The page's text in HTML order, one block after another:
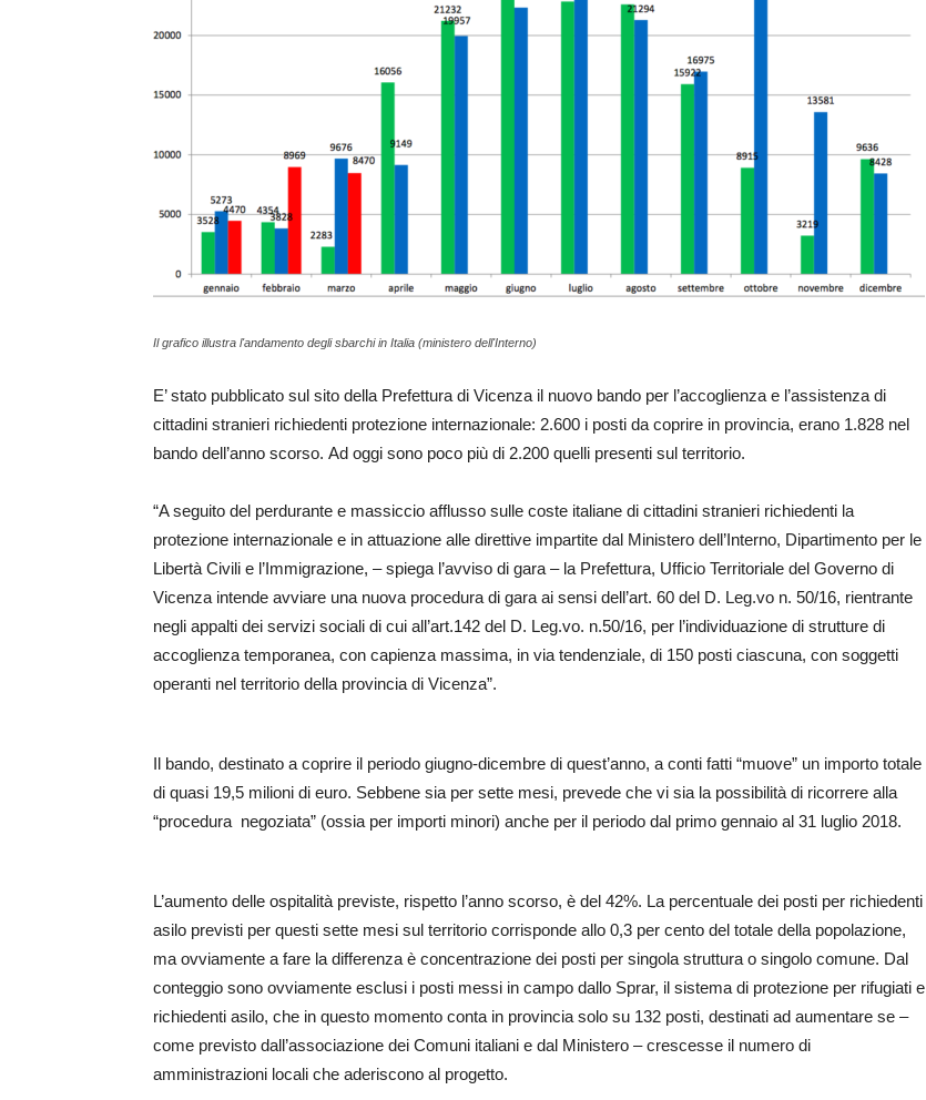
Il grafico illustra l'andamento degli sbarchi in Italia (ministero dell'Interno)
E’ stato pubblicato sul sito della Prefettura di Vicenza il nuovo bando per l’accoglienza e l’assistenza di
cittadini stranieri richiedenti protezione internazionale: 2.600 i posti da coprire in provincia, erano 1.828 nel
bando dell’anno scorso. Ad oggi sono poco più di 2.200 quelli presenti sul territorio.
“A seguito del perdurante e massiccio afflusso sulle coste italiane di cittadini stranieri richiedenti la
protezione internazionale e in attuazione alle direttive impartite dal Ministero dell’Interno, Dipartimento per le
Libertà Civili e l’Immigrazione, – spiega l’avviso di gara – la Prefettura, Ufficio Territoriale del Governo di
Vicenza intende avviare una nuova procedura di gara ai sensi dell’art. 60 del D. Leg.vo n. 50/16, rientrante
negli appalti dei servizi sociali di cui all’art.142 del D. Leg.vo. n.50/16, per l’individuazione di strutture di
accoglienza temporanea, con capienza massima, in via tendenziale, di 150 posti ciascuna, con soggetti
operanti nel territorio della provincia di Vicenza”.
Il bando, destinato a coprire il periodo giugno-dicembre di quest’anno, a conti fatti “muove” un importo totale
di quasi 19,5 milioni di euro. Sebbene sia per sette mesi, prevede che vi sia la possibilità di ricorrere alla
“procedura negoziata” (ossia per importi minori) anche per il periodo dal primo gennaio al 31 luglio 2018.
L’aumento delle ospitalità previste, rispetto l’anno scorso, è del 42%. La percentuale dei posti per richiedenti
asilo previsti per questi sette mesi sul territorio corrisponde allo 0,3 per cento del totale della popolazione,
ma ovviamente a fare la differenza è concentrazione dei posti per singola struttura o singolo comune. Dal
conteggio sono ovviamente esclusi i posti messi in campo dallo Sprar, il sistema di protezione per rifugiati e
richiedenti asilo, che in questo momento conta in provincia solo su 132 posti, destinati ad aumentare se –
come previsto dall’associazione dei Comuni italiani e dal Ministero – crescesse il numero di
amministrazioni locali che aderiscono al progetto.